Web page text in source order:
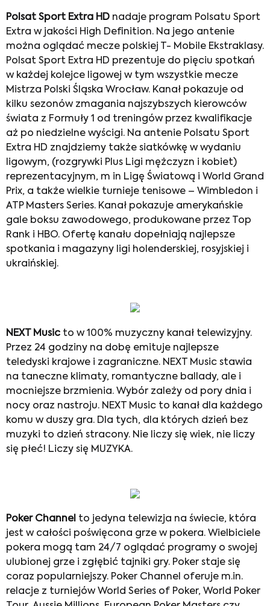
Polsat Sport Extra HD nadaje program Polsatu Sport
Extra w jakości High Definition. Na jego antenie
można oglądać mecze polskiej T- Mobile Ekstraklasy.
Polsat Sport Extra HD prezentuje do pięciu spotkań
w każdej kolejce ligowej w tym wszystkie mecze
Mistrza Polski Śląska Wrocław. Kanał pokazuje od
kilku sezonów zmagania najszybszych kierowców
świata z Formuły 1 od treningów przez kwalifikacje
aż po niedzielne wyścigi. Na antenie Polsatu Sport
Extra HD znajdziemy także siatkówkę w wydaniu
ligowym, (rozgrywki Plus Ligi mężczyzn i kobiet)
reprezentacyjnym, m in Ligę Światową i World Grand
Prix, a także wielkie turnieje tenisowe – Wimbledon i
ATP Masters Series. Kanał pokazuje amerykańskie
gale boksu zawodowego, produkowane przez Top
Rank i HBO. Ofertę kanału dopełniają najlepsze
spotkania i magazyny ligi holenderskiej, rosyjskiej i
ukraińskiej.
NEXT Music to w 100% muzyczny kanał telewizyjny.
Przez 24 godziny na dobę emituje najlepsze
teledyski krajowe i zagraniczne. NEXT Music stawia
na taneczne klimaty, romantyczne ballady, ale i
mocniejsze brzmienia. Wybór zależy od pory dnia i
nocy oraz nastroju. NEXT Music to kanał dla każdego
komu w duszy gra. Dla tych, dla których dzień bez
muzyki to dzień stracony. Nie liczy się wiek, nie liczy
się płeć! Liczy się MUZYKA.
Poker Channel to jedyna telewizja na świecie, która
jest w całości poświęcona grze w pokera. Wielbiciele
pokera mogą tam 24/7 oglądać programy o swojej
ulubionej grze i zgłębić tajniki gry. Poker staje się
coraz popularniejszy. Poker Channel oferuje m.in.
relacje z turniejów World Series of Poker, World Poker